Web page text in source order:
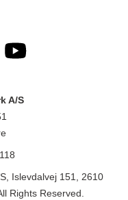
A/S
Islevdalvej 151, 2610
Rights Reserved.